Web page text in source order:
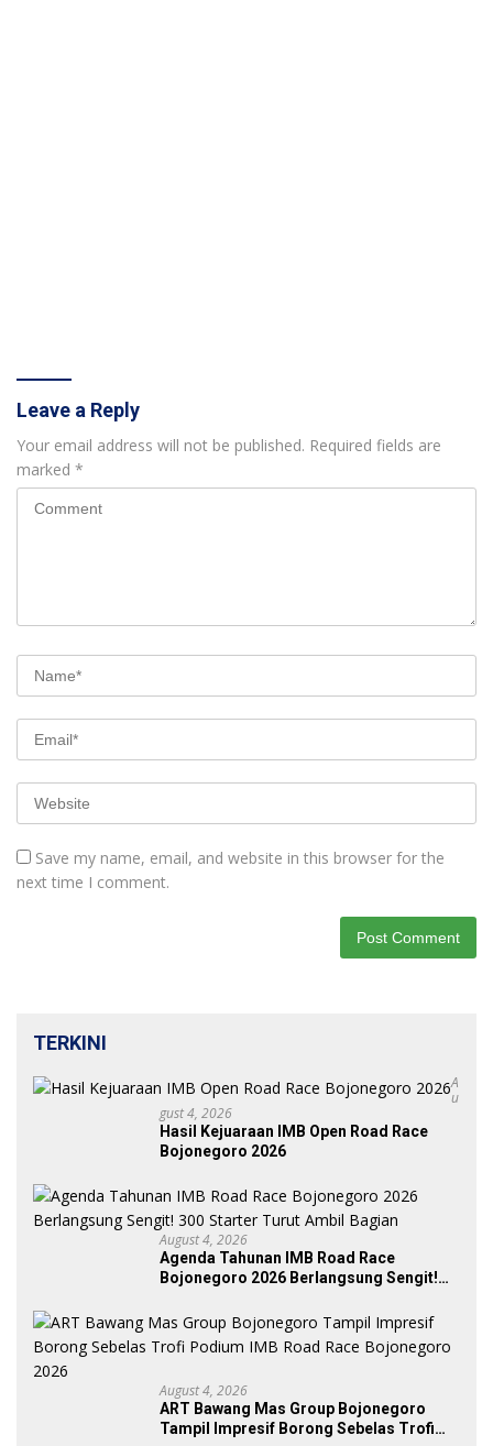
Leave a Reply
Your email address will not be published. Required fields are
marked *
Save my name, email, and website in this browser for the
next time I comment.
TERKINI
A
U
Gust 4, 2026
Hasil Kejuaraan IMB Open Road Race
Bojonegoro 2026
August 4, 2026
Agenda Tahunan IMB Road Race
Bojonegoro 2026 Berlangsung Sengit!
August 4, 2026
ART Bawang Mas Group Bojonegoro
Tampil Impresif Borong Sebelas Trofi